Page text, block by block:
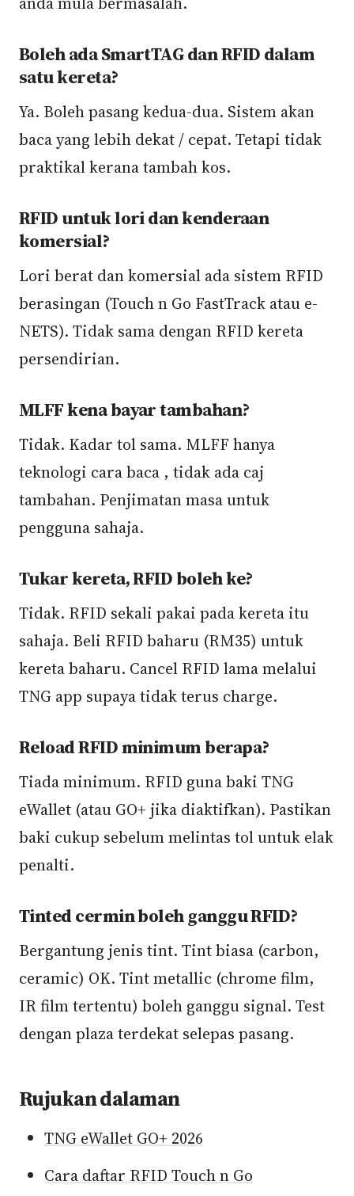
Boleh ada SmartTAG dan RFID dalam
satu kereta?
Ya. Boleh pasang kedua-dua. Sistem akan
baca yang lebih dekat / cepat. Tetapi tidak
praktikal kerana tambah kos.
RFID untuk lori dan kenderaan
komersial?
Lori berat dan komersial ada sistem RFID
berasingan (Touch n Go FastTrack atau e-
NETS). Tidak sama dengan RFID kereta
persendirian.
MLFF kena bayar tambahan?
Tidak. Kadar tol sama. MLFF hanya
teknologi cara baca , tidak ada caj
tambahan. Penjimatan masa untuk
pengguna sahaja.
Tukar kereta, RFID boleh ke?
Tidak. RFID sekali pakai pada kereta itu
sahaja. Beli RFID baharu (RM35) untuk
kereta baharu. Cancel RFID lama melalui
TNG app supaya tidak terus charge.
Reload RFID minimum berapa?
Tiada minimum. RFID guna baki TNG
eWallet (atau GO+ jika diaktifkan). Pastikan
baki cukup sebelum melintas tol untuk elak
penalti.
Tinted cermin boleh ganggu RFID?
Bergantung jenis tint. Tint biasa (carbon,
ceramic) OK. Tint metallic (chrome film,
IR film tertentu) boleh ganggu signal. Test
dengan plaza terdekat selepas pasang.
Rujukan dalaman
TNG eWallet GO+ 2026
Cara daftar RFID Touch n Go